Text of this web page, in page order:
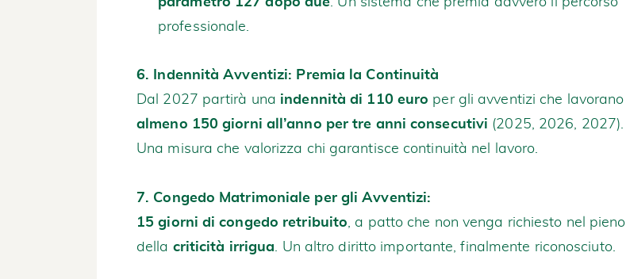
professionale.
6. Indennità Avventizi: Premia la Continuità
Dal 2027 partirà una indennità di 110 euro per gli avventizi che lavorano
almeno 150 giorni all’anno per tre anni consecutivi (2025, 2026, 2027).
Una misura che valorizza chi garantisce continuità nel lavoro.
7. Congedo Matrimoniale per gli Avventizi:
15 giorni di congedo retribuito, a patto che non venga richiesto nel pieno
della criticità irrigua. Un altro diritto importante, finalmente riconosciuto.